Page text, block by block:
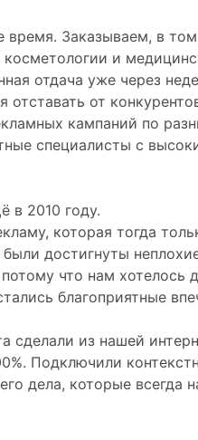
Заказываем, в
и
отдача уже через
отставать от
кампаний по
специалисты с
в 2010 году.
которая тогда
достигнуты
что нам
благоприятные
сделали из нашей
Подключили
дела, которые